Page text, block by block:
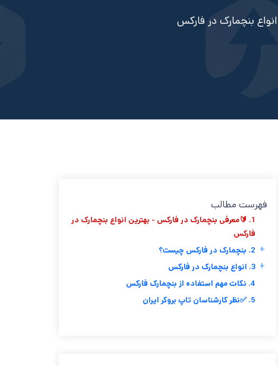
بنچمارک در فارکس
فهرست مطالب
1. 🔰معرفی بنچمارک در فارکس - بهترین انواع بنچمارک در
فارکس
2. بنچمارک در فارکس چیست؟ +
3. انواع بنچمارک در فارکس +
4. نکات مهم استفاده از بنچمارک فارکس
5. ✅نظر کارشناسان تاپ بروکر ایران